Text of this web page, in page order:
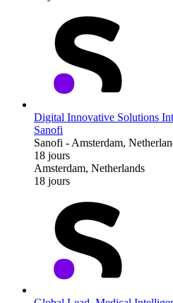
Digital Innovative Solutions
Sanofi
Sanofi - Amsterdam,
18 jours
Amsterdam, Netherlands
18 jours